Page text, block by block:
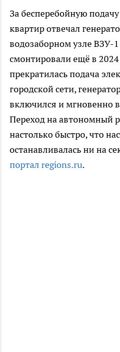
За бесперебойную
квартир отвечал
водозаборном узле ВЗУ-
смонтировали ещё в 2024
прекратилась подача
городской сети,
включился и мгновенно
Переход на автономный
настолько быстро, что
останавливалась ни на
портал regions.ru.